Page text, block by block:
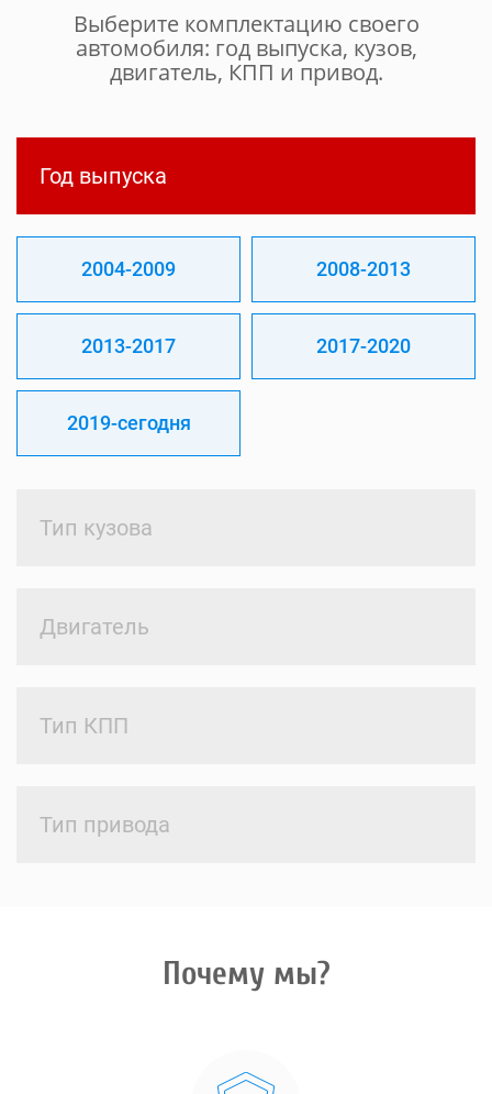
Выберите комплектацию своего
автомобиля: год выпуска, кузов,
двигатель, КПП и привод.
Год выпуска
2004-2009 2008-2013
2013-2017 2017-2020
2019-сегодня
Тип кузова
Двигатель
Тип КПП
Тип привода
Почему мы?